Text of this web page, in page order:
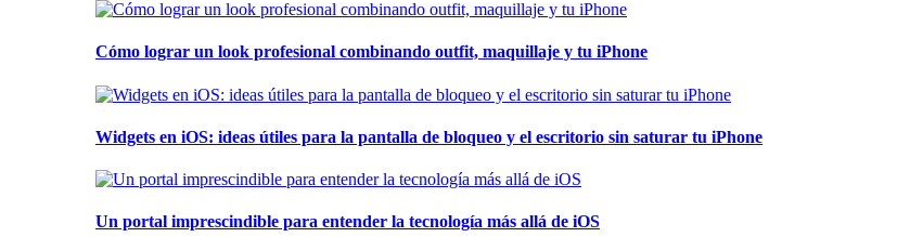
Cómo lograr un look profesional combinando outfit, maquillaje y tu iPhone
Widgets en iOS: ideas útiles para la pantalla de bloqueo y el escritorio sin saturar tu iPhone
Un portal imprescindible para entender la tecnología más allá de iOS